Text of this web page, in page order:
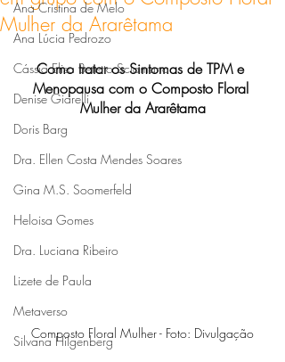
Ana Cristina de Melo
Ana Lúcia Pedrozo
Cássia Elisa Betetto Sciamana
Denise Giarelli
Doris Barg
Dra. Ellen Costa Mendes Soares
Gina M.S. Soomerfeld
Heloisa Gomes
Dra. Luciana Ribeiro
Lizete de Paula
Metaverso
Silvana Hilgenberg
Mulher da Ararêtama
Como tratar os Sintomas de TPM e
Menopausa com o Composto Floral
Mulher da Ararêtama
Composto Floral Mulher - Foto: Divulgação